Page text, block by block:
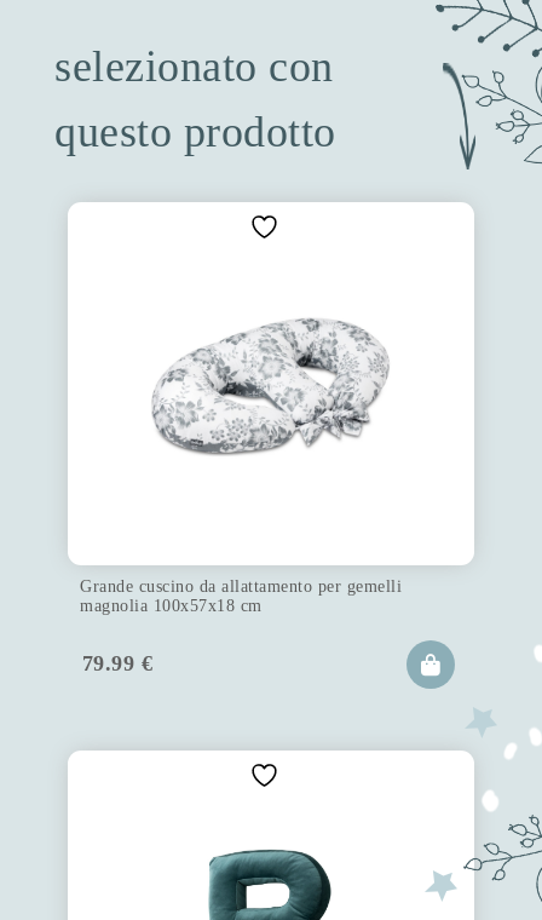
selezionato con
questo prodotto
Grande cuscino da allattamento per gemelli
magnolia 100x57x18 cm
79.99 €